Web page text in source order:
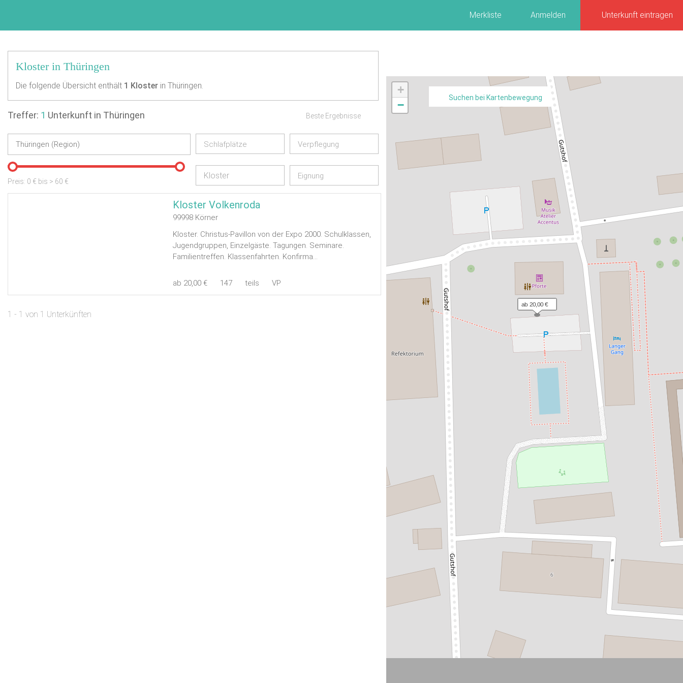
Merkliste Anmelden Unterkunft eintragen
Kloster in Thüringen
Die folgende Übersicht enthält 1 Kloster in Thüringen.
Treffer: 1 Unterkunft in Thüringen Beste Ergebnisse
Schlafplätze Verpflegung
Preis: 0 € bis > 60 €
Kloster Eignung
Kloster Volkenroda
99998 Körner
Kloster. Christus-Pavillon von der Expo 2000. Schulklassen,
Jugendgruppen, Einzelgäste. Tagungen. Seminare.
Familientreffen. Klassenfahrten. Konfirma...
ab 20,00 € 147 teils VP
1 - 1 von 1 Unterkünften
ab 20,00 €
+
−
Suchen bei Kartenbewegung